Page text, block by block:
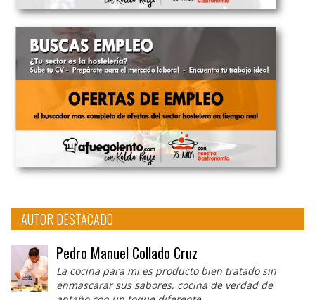
AUTOR DESTACADO
Pedro Manuel Collado Cruz
La cocina para mi es producto bien tratado sin
enmascarar sus sabores, cocina de verdad de